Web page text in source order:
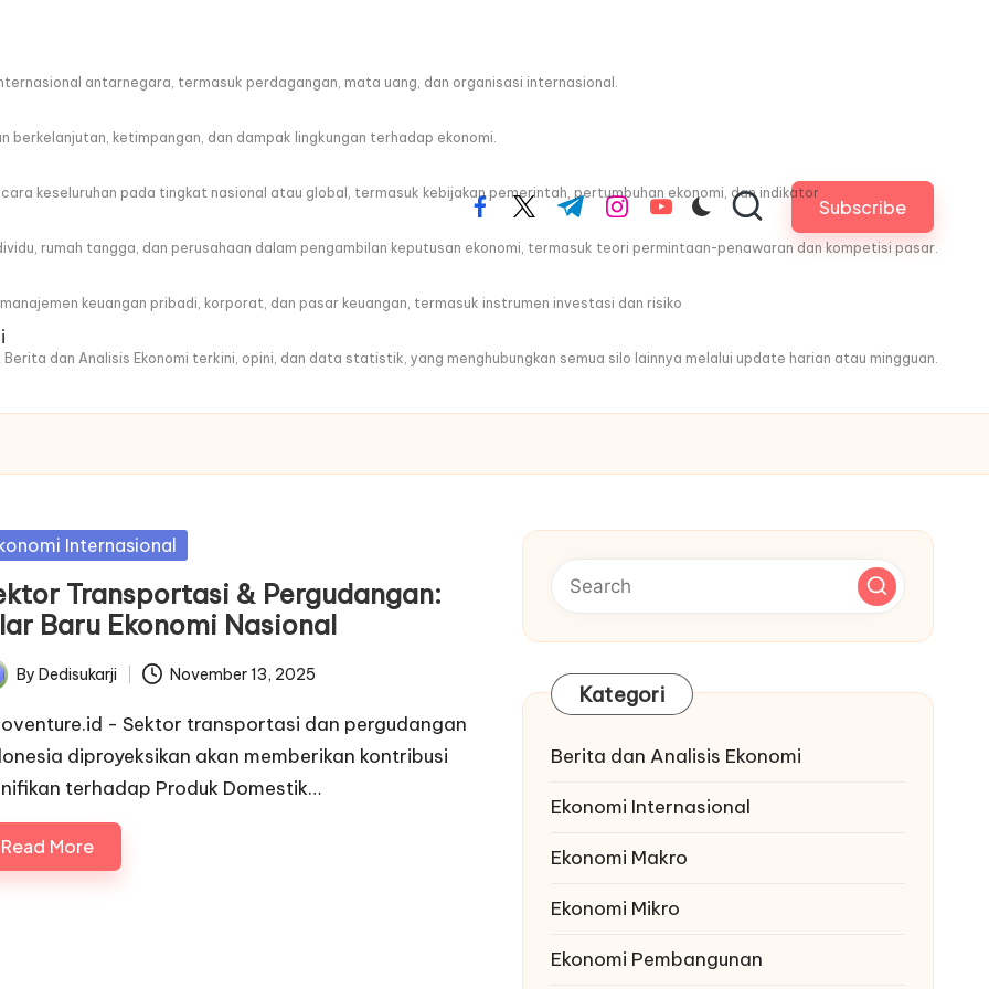
antarnegara, termasuk perdagangan, mata uang, dan organisasi internasional.
berkelanjutan, ketimpangan, dan dampak lingkungan terhadap ekonomi.
keseluruhan pada tingkat nasional atau global, termasuk kebijakan pemerintah, pertumbuhan ekonomi, dan indikator
rumah tangga, dan perusahaan dalam pengambilan keputusan ekonomi, termasuk teori permintaan-penawaran dan kompetisi pasar.
keuangan pribadi, korporat, dan pasar keuangan, termasuk instrumen investasi dan risiko
dan Analisis Ekonomi terkini, opini, dan data statistik, yang menghubungkan semua silo lainnya melalui update harian atau mingguan.
facebook.com
twitter.com
t.me instagram.com
youtube.com Subscribe
Internasional
Transportasi & Pergudangan:
Baru Ekonomi Nasional
By Dedisukarji November 13, 2025
- Sektor transportasi dan pergudangan
diproyeksikan akan memberikan kontribusi
terhadap Produk Domestik…
Read More
Kategori
Berita dan Analisis Ekonomi
Ekonomi Internasional
Ekonomi Makro
Ekonomi Mikro
Ekonomi Pembangunan